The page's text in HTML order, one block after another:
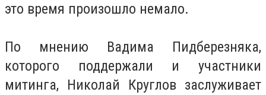
это время произошло немало.
По мнению Вадима Пидберезняка,
которого поддержали и участники
митинга, Николай Круглов заслуживает